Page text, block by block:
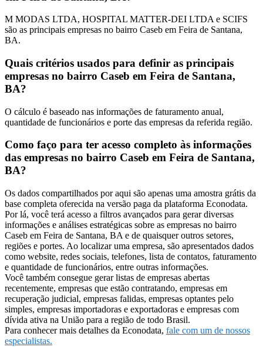
M MODAS LTDA, HOSPITAL MATTER-DEI LTDA e SCIFS
são as principais empresas no bairro Caseb em Feira de Santana,
BA.
Quais critérios usados para definir as principais
empresas no bairro Caseb em Feira de Santana,
BA?
O cálculo é baseado nas informações de faturamento anual,
quantidade de funcionários e porte das empresas da referida região.
Como faço para ter acesso completo às informações
das empresas no bairro Caseb em Feira de Santana,
BA?
Os dados compartilhados por aqui são apenas uma amostra grátis da
base completa oferecida na versão paga da plataforma Econodata.
Por lá, você terá acesso a filtros avançados para gerar diversas
informações e análises estratégicas sobre as empresas no bairro
Caseb em Feira de Santana, BA e de quaisquer outros setores,
regiões e portes. Ao localizar uma empresa, são apresentados dados
como website, redes sociais, telefones, lista de contatos, faturamento
e quantidade de funcionários, entre outras informações.
Você também consegue gerar listas de empresas abertas
recentemente, empresas que estão contratando, empresas em
recuperação judicial, empresas falidas, empresas optantes pelo
simples, empresas importadoras e exportadoras e empresas com
dívida ativa na União para a região de todo Brasil.
Para conhecer mais detalhes da Econodata, fale com um de nossos
especialistas.